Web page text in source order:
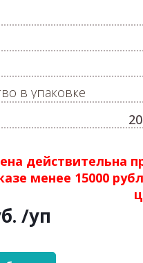
действительна
менее 15000
/уп
в упаковке